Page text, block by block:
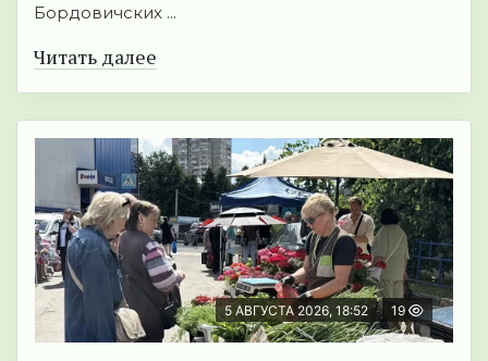
Бордовичских ...
Читать далее
5 АВГУСТА 2026, 18:52 19